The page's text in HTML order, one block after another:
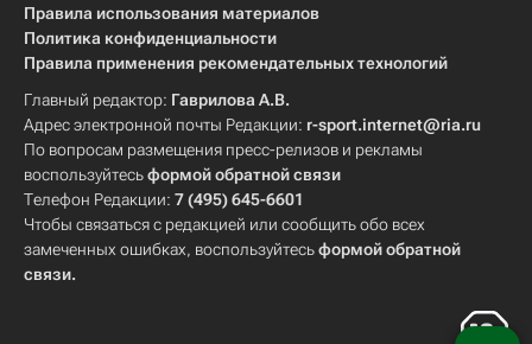
Правила использования материалов
Политика конфиденциальности
Правила применения рекомендательных технологий
Главный редактор: Гаврилова А.В.
Адрес электронной почты Редакции: r-sport.internet@ria.ru
По вопросам размещения пресс-релизов и рекламы
воспользуйтесьформой обратной связи
Телефон Редакции: 7 (495) 645-6601
Чтобы связаться с редакцией или сообщить обо всех
замеченных ошибках, воспользуйтесьформой обратной
связи.